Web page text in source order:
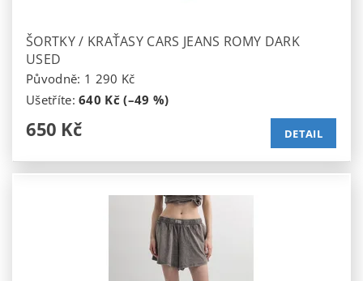
ŠORTKY / KRAŤASY CARS JEANS ROMY DARK
USED
Původně: 1 290 Kč
Ušetříte:640 Kč (–49 %)
650 Kč DETAIL